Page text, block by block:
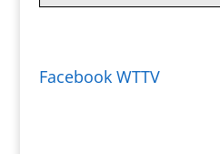
Facebook WTTV